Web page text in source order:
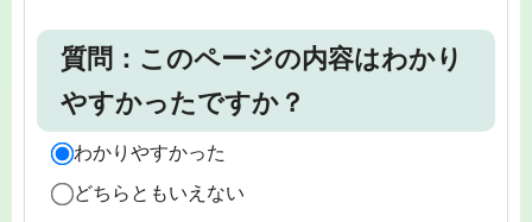
質問：このページの内容はわかり
やすかったですか？
わかりやすかった
どちらともいえない